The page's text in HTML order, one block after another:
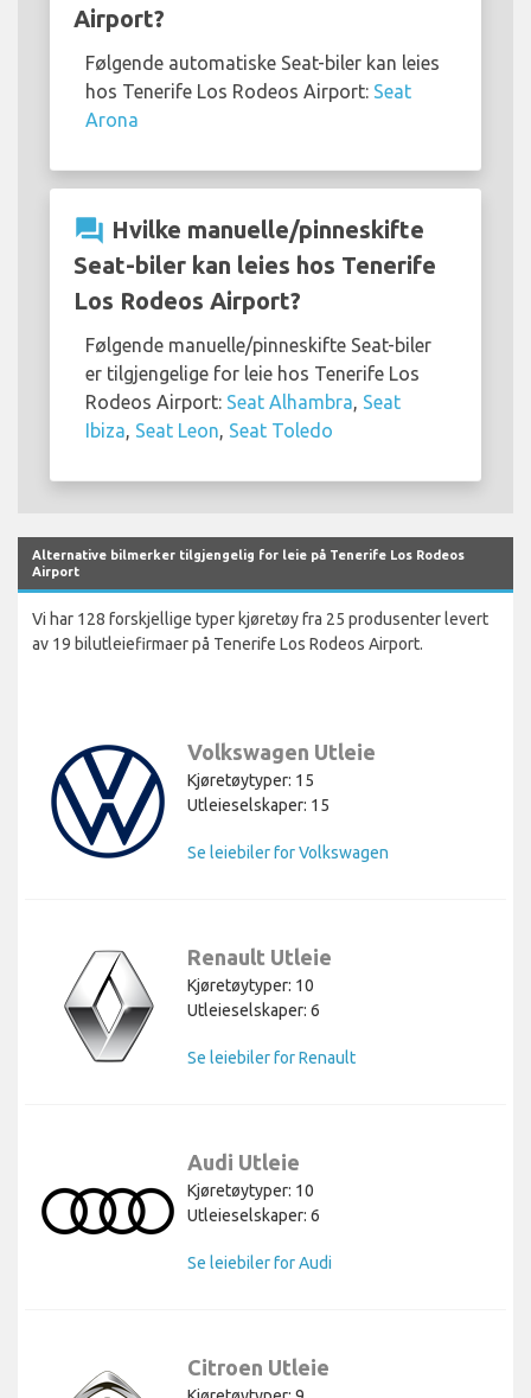
Airport?
Følgende automatiske Seat-biler kan leies
hos Tenerife Los Rodeos Airport: Seat
Arona
question_answer Hvilke manuelle/pinneskifte
Seat-biler kan leies hos Tenerife
Los Rodeos Airport?
Følgende manuelle/pinneskifte Seat-biler
er tilgjengelige for leie hos Tenerife Los
Rodeos Airport: Seat Alhambra Seat
Ibiza Seat Leon Seat Toledo
Alternative bilmerker tilgjengelig for leie på Tenerife Los Rodeos
Airport
Vi har 128 forskjellige typer kjøretøy fra 25 produsenter levert
av 19 bilutleiefirmaer på Tenerife Los Rodeos Airport.
Volkswagen Utleie
Kjøretøytyper: 15
Utleieselskaper: 15
Se leiebiler for Volkswagen
Renault Utleie
Kjøretøytyper: 10
Utleieselskaper: 6
Se leiebiler for Renault
Audi Utleie
Kjøretøytyper: 10
Utleieselskaper: 6
Se leiebiler for Audi
Citroen Utleie